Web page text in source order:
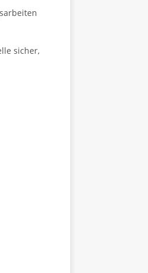
sicher,